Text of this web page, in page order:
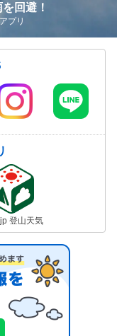
回避！
プリ
登山天気